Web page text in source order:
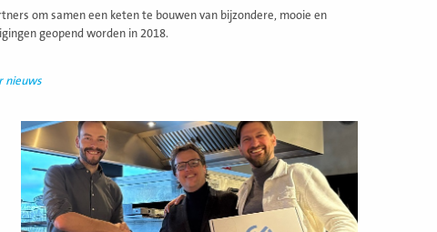
om samen een keten te bouwen van bijzondere, mooie en
geopend worden in 2018.
nieuws
Lees
meer